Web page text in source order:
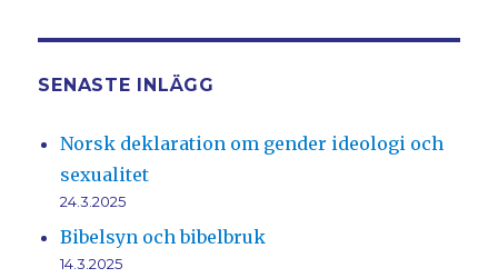
SENASTE INLÄGG
Norsk deklaration om gender ideologi och
sexualitet
24.3.2025
Bibelsyn och bibelbruk
14.3.2025